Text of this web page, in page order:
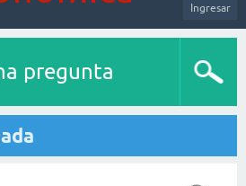
Ingresar
pregunta